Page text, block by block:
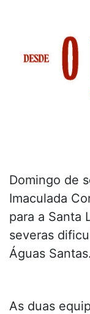
Domingo de
Imaculada
para a Santa
severas
Águas Santas.
As duas